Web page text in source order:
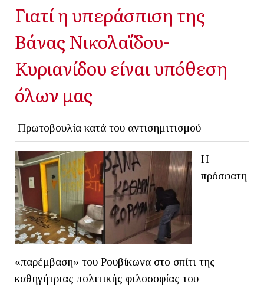
Γιατί η υπεράσπιση της
Βάνας Νικολαΐδου-
Κυριανίδου είναι υπόθεση
όλων μας
Πρωτοβουλία κατά του αντισημιτισμού
Η
πρόσφατη
«παρέμβαση» του Ρουβίκωνα στο σπίτι της
καθηγήτριας πολιτικής φιλοσοφίας του